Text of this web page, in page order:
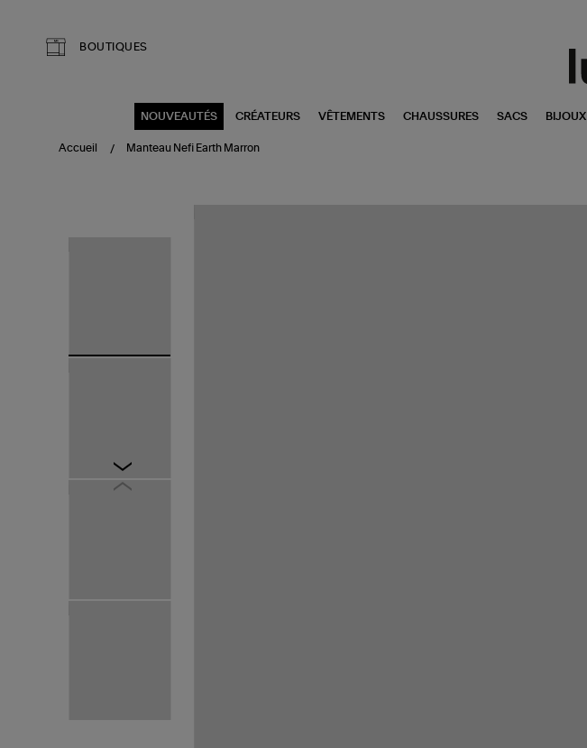
BOUTIQUES
NOUVEAUTÉS CRÉATEURS VÊTEMENTS CHAUSSURES SACS BIJOUX
Accueil Manteau Nefi Earth Marron